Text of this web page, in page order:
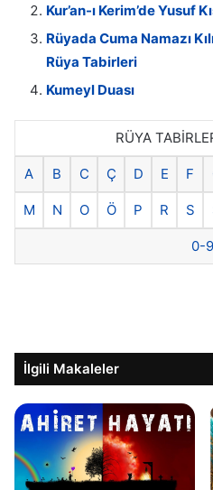
Kur’an-ı Kerim’de Yusuf
Rüyada Cuma Namazı
Rüya Tabirleri
Kumeyl Duası
RÜYA
A B C Ç D E F
M N O Ö P R S
0-9
İlgili Makaleler